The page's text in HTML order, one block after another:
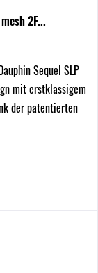
2F...
Sequel SLP
mit erstklassigem
der patentierten